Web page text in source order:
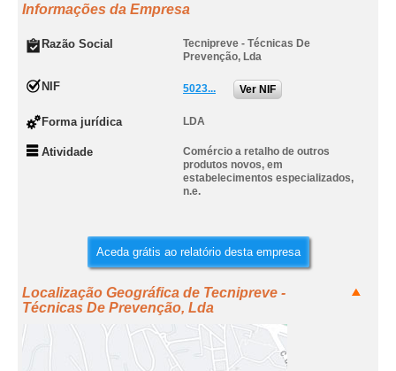
Informações da Empresa
Razão Social
Tecnipreve - Técnicas De
Prevenção, Lda
NIF 5023... Ver NIF
Forma jurídica LDA
Atividade
Comércio a retalho de outros
produtos novos, em
estabelecimentos especializados,
n.e.
Aceda grátis ao relatório desta empresa
Localização Geográfica de Tecnipreve -
Técnicas De Prevenção, Lda